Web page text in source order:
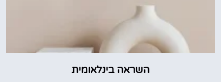
השראה בינלאומית